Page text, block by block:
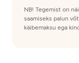
NB! Tegemist on
saamiseks palun
käibemaksu ega